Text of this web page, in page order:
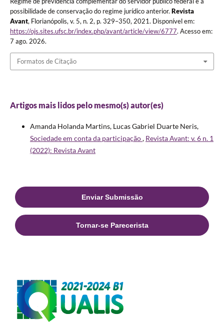
possibilidade de conservação do regime jurídico anterior. Revista
Avant, Florianópolis, v. 5, n. 2, p. 329–350, 2021. Disponível em:
https://ojs.sites.ufsc.br/index.php/avant/article/view/6777. Acesso em:
7 ago. 2026.
Formatos de Citação
Artigos mais lidos pelo mesmo(s) autor(es)
Amanda Holanda Martins, Lucas Gabriel Duarte Neris,
Sociedade em conta da participação, Revista Avant: v. 6 n. 1
(2022): Revista Avant
Enviar Submissão
Tornar-se Parecerista